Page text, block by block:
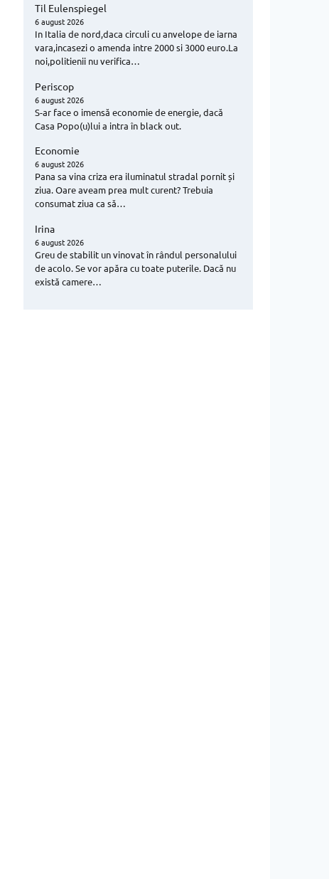
Til Eulenspiegel
6 august 2026
In Italia de nord,daca circuli cu anvelope de iarna
vara,incasezi o amenda intre 2000 si 3000 euro.La
noi,politienii nu verifica…
Periscop
6 august 2026
S-ar face o imensă economie de energie, dacă
Casa Popo(u)lui a intra în black out.
Economie
6 august 2026
Pana sa vina criza era iluminatul stradal pornit și
ziua. Oare aveam prea mult curent? Trebuia
consumat ziua ca să…
Irina
6 august 2026
Greu de stabilit un vinovat în rândul personalului
de acolo. Se vor apăra cu toate puterile. Dacă nu
există camere…